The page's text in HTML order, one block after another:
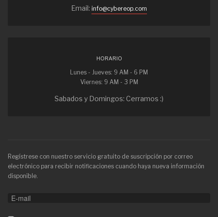
Email: info@cybereop.com
HORARIO
Lunes - Jueves: 9 AM - 6 PM
Viernes: 9 AM - 3 PM
Sabados y Domingos: Cerramos :)
Regístrese con nuestro servicio gratuito de suscripción por correo
electrónico para recibir notificaciones cuando haya nueva información
disponible.